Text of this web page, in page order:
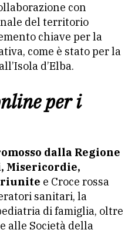
con
del territorio
chiave per la
come è stato per la
d’Elba.
per i
dalla Regione
Misericordie,
riunite e Croce rossa
sanitari, la
di famiglia, oltre
alle Società della